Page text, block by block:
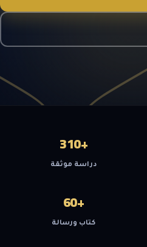
+310
دراسة موثقة
+60
كتاب ورسالة